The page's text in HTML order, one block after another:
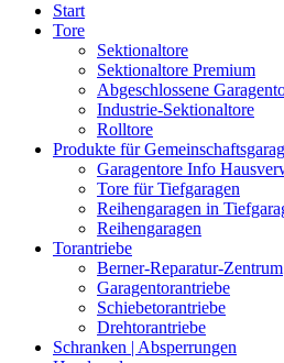
Start
Tore
Sektionaltore
Sektionaltore Premium
Abgeschlossene
Industrie-Sektionaltore
Rolltore
Produkte für
Garagentore Info
Tore für Tiefgaragen
Reihengaragen in
Reihengaragen
Torantriebe
Berner-Reparatur-Zentrum
Garagentorantriebe
Schiebetorantriebe
Drehtorantriebe
Schranken | Absperrungen